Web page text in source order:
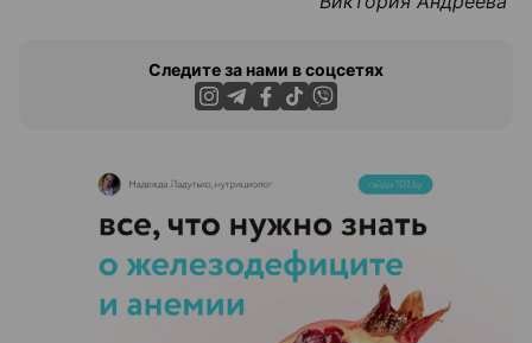
Следите за нами в соцсетях
ЭФФЕКТИВНАЯ РЕКЛАМА НА САЙТЕ